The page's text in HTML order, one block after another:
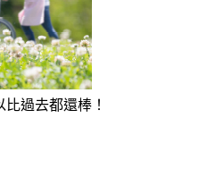
過去都還棒！